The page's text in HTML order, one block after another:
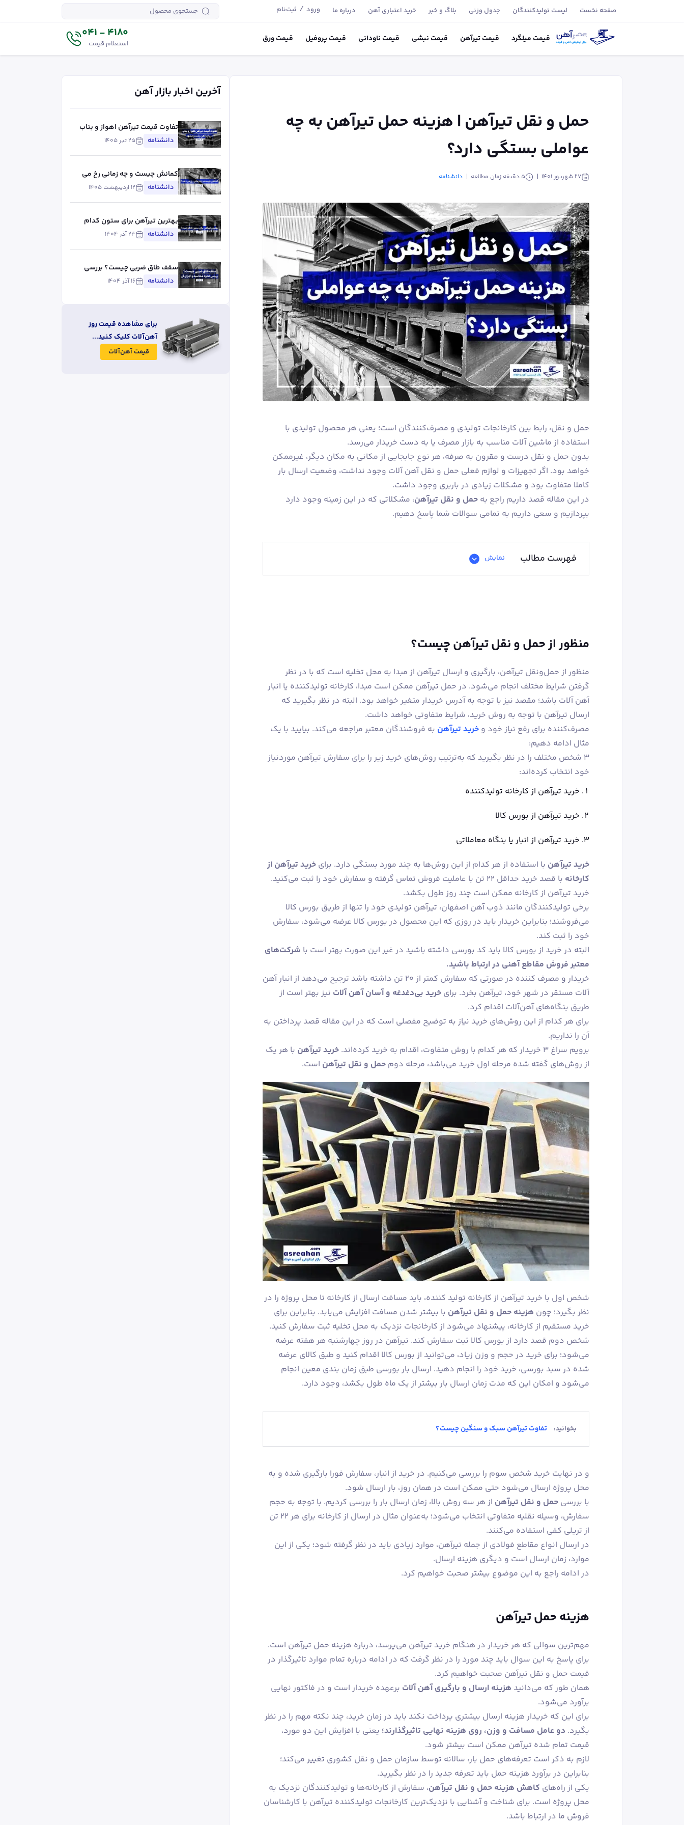
صفحه نخست لیست تولید‌کنندگان جدول وزنی بلاگ و خبر خرید اعتباری آهن درباره ما ورود / ثبت‌نام
قیمت میلگرد قیمتتیر‌آهن قیمت نبشی قیمت ناودانی قیمت پروفیل قیمتورق 4180 - 041
استعلام قیمت
حمل و نقل تیرآهن | هزینه حمل تیرآهن به چه
عواملی بستگی دارد؟
۲۷ شهریور ۱۴۰۱ 5 دقیقه زمان مطالعه دانشنامه
حمل و نقل، رابط بین کارخانجات تولیدی و مصرف‌کنندگان است؛ یعنی هر محصول تولیدی با
استفاده از ماشین‌ آلات مناسب به بازار مصرف یا به دست خریدار می‌رسد.
بدون حمل‌ و نقل درست و مقرون‌ به‌ صرفه، هر نوع جابجایی از مکانی به مکان دیگر، غیرممکن
خواهد بود. اگر تجهیزات و لوازم فعلی حمل و نقل آهن‌ آلات وجود نداشت، وضعیت ارسال بار
کاملا متفاوت بود و مشکلات زیادی در باربری وجود داشت.
در این مقاله قصد داریم راجع‌ به حمل و نقل تیرآهن، مشکلاتی که در این زمینه وجود دارد
بپردازیم و سعی داریم به تمامی سوالات شما پاسخ دهیم.
فهرست مطالب نمایش
منظور از حمل و نقل تیرآهن چیست؟
منظور از حمل‌ونقل تیرآهن، بارگیری و ارسال تیرآهن از مبدا به محل تخلیه است که با در نظر
گرفتن شرایط مختلف انجام می‌شود. در حمل تیرآهن ممکن است مبدا، کارخانه تولیدکننده یا انبار
آهن‌ آلات باشد؛ مقصد نیز با توجه به آدرس خریدار متغیر خواهد بود. البته در نظر بگیرید که
ارسال تیرآهن با توجه به روش خرید، شرایط متفاوتی خواهد داشت.
مصرف‌کننده برای رفع نیاز خود و خرید تیرآهن به فروشندگان معتبر مراجعه می‌کند. بیایید با یک
مثال ادامه دهیم:
۳ شخص مختلف را در نظر بگیرید که به‌ترتیب روش‌های خرید زیر را برای سفارش تیرآهن موردنیاز
خود انتخاب کرده‌اند:
خرید تیرآهن از کارخانه تولیدکننده
خرید تیرآهن از بورس کالا
خرید تیرآهن از انبار یا بنگاه معاملاتی
خرید تیرآهن با استفاده از هر کدام از این روش‌ها به چند مورد بستگی دارد. برای خرید تیرآهن از
کارخانه
با قصد خرید حداقل ۲۲ تن با عاملیت فروش تماس گرفته و سفارش خود را ثبت می‌کنید.
خرید تیرآهن از کارخانه ممکن است چند روز طول بکشد.
برخی تولیدکنندگان مانند ذوب آهن اصفهان، تیرآهن تولیدی خود را تنها از طریق بورس کالا
می‌فروشند؛ بنابراین خریدار باید در روزی که این محصول در بورس کالا عرضه می‌شود، سفارش
خود را ثبت کند.
البته در خرید از بورس کالا باید کد بورسی داشته باشید در غیر این صورت بهتر است با شرکت‌های
معتبر فروش مقاطع آهنی در ارتباط باشید.
خریدار و مصرف‌ کننده در صورتی که سفارش کمتر از ۲۰ تن داشته باشد ترجیح می‌دهد از انبار آهن‌
آلات مستقر در شهر خود، تیرآهن بخرد. برای خرید بی‌دغدغه و آسان آهن‌ آلات نیز بهتر است از
طریق بنگاه‌های آهن‌آلات اقدام کرد.
برای هر کدام از این روش‌های خرید نیاز به توضیح مفصلی است که در این مقاله قصد پرداختن به
آن را نداریم.
برویم سراغ ۳ خریدار که هر کدام با روش متفاوت، اقدام به خرید کرده‌اند.
خرید تیرآهن با هر یک
از روش‌های گفته شده مرحله اول خرید می‌باشد، مرحله دوم حمل و نقل تیرآهن است.
شخص اول با خرید تیرآهن از کارخانه تولید کننده، باید مسافت ارسال از کارخانه تا محل پروژه را در
نظر بگیرد؛ چون هزینه حمل و نقل تیرآهن با بیشتر شدن مسافت افزایش می‌یابد. بنابراین برای
خرید مستقیم از کارخانه، پیشنهاد می‌شود از کارخانجات نزدیک به محل تخلیه ثبت سفارش کنید.
شخص دوم قصد دارد از بورس کالا ثبت سفارش کند. تیرآهن در روز چهارشنبه هر هفته عرضه
می‌شود؛ برای خرید در حجم و وزن زیاد، می‌توانید از بورس کالا اقدام کنید و طبق کالای عرضه
شده در سبد بورسی، خرید خود را انجام دهید. ارسال بار بورسی طبق زمان‌ بندی معین انجام
می‌شود و امکان این که مدت زمان ارسال بار بیشتر از یک ماه طول بکشد، وجود دارد.
بخوانید: تفاوت تیرآهن سبک و سنگین چیست؟
و در نهایت خرید شخص سوم را بررسی می‌کنیم. در خرید از انبار، سفارش فورا بارگیری شده و به
محل پروژه ارسال می‌شود حتی ممکن است در همان روز، بار ارسال شود.
با بررسی حمل و نقل تیرآهن از هر سه روش بالا، زمان ارسال بار را بررسی کردیم. با توجه به حجم
سفارش، وسیله نقلیه متفاوتی انتخاب می‌شود؛ به‌عنوان مثال در ارسال از کارخانه برای هر ۲۲ تن
از تریلی کفی استفاده می‌کنند.
در ارسال انواع مقاطع فولادی از جمله تیرآهن، موارد زیادی باید در نظر گرفته شود؛ یکی از این
موارد، زمان ارسال است و دیگری هزینه ارسال.
در ادامه راجع‌ به این موضوع بیشتر صحبت خواهیم کرد.
هزینه حمل تیرآهن
مهم‌ترین سوالی که هر خریدار در هنگام خرید تیرآهن می‌پرسد، درباره هزینه حمل تیرآهن است.
برای پاسخ به این سوال باید چند مورد را در نظر گرفت که در ادامه درباره تمام موارد تاثیرگذار در
قیمت حمل و نقل تیرآهن صحبت خواهیم کرد.
همان طور که می‌دانید هزینه ارسال و بارگیری آهن‌ آلات برعهده خریدار است و در فاکتور نهایی
برآورد می‌شود.
برای این که خریدار هزینه ارسال بیشتری پرداخت نکند باید در زمان خرید، چند نکته مهم را در نظر
بگیرد. دو عامل مسافت و وزن، روی هزینه نهایی تاثیرگذارند؛ یعنی با افزایش این دو مورد،
قیمت تمام شده تیرآهن ممکن است بیشتر شود.
لازم به ذکر است تعرفه‌های حمل بار، سالانه توسط سازمان حمل‌ و نقل کشوری تغییر می‌کند؛
بنابراین در برآورد هزینه حمل باید تعرفه جدید را در نظر بگیرید.
یکی از راه‌های کاهش هزینه حمل‌ و نقل تیرآهن، سفارش از کارخانه‌ها و تولیدکنندگان نزدیک به
محل پروژه است. برای شناخت و آشنایی با نزدیک‌ترین کارخانجات تولیدکننده تیرآهن با کارشناسان
فروش ما در ارتباط باشد.
آخرین اخبار بازار آهن
تفاوت قیمت تیرآهن اهواز و بناب
در بازار آهن رشت و مشهد
دانشنامه ۲۵ تیر ۱۴۰۵
کمانش چیست و چه زمانی رخ می
دهد؟
دانشنامه ۱۲ اردیبهشت ۱۴۰۵
بهترین تیرآهن برای ستون کدام
است؟
دانشنامه ۲۴ آذر ۱۴۰۴
سقف طاق ضربی چیست؟ بررسی
نحوه محاسبه و اجرای آن
دانشنامه ۱۶ آذر ۱۴۰۴
برای مشاهده قیمت روز
آهن‌آلات کلیک کنید...
قیمت آهن‌آلات